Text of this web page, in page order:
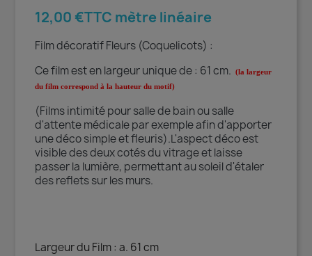
12,00 €TTC mètre linéaire
Film décoratif Fleurs (Coquelicots) :
Ce film est en largeur unique de : 61 cm. (la largeur
du film correspond à la hauteur du motif)
(Films intimité pour salle de bain ou salle
d'attente médicale par exemple afin d'apporter
une déco simple et fleuris).L'aspect déco est
visible des deux cotés du vitrage et laisse
passer la lumière, permettant au soleil d'étaler
des reflets sur les murs.
Largeur du Film : a. 61 cm